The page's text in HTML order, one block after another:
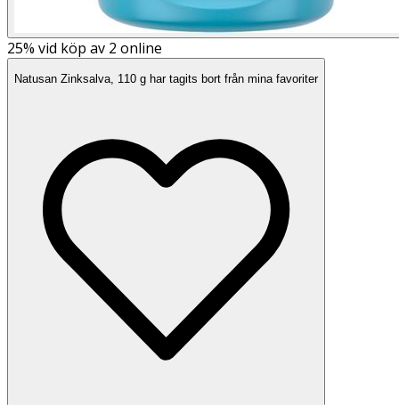
25% vid köp av 2 online
Natusan Zinksalva, 110 g har tagits bort från mina favoriter